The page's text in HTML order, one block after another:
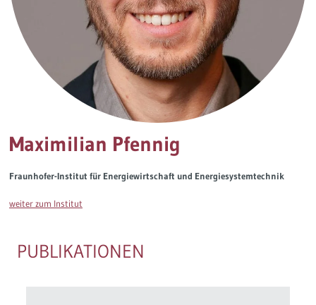
Maximilian Pfennig
Fraunhofer-Institut für Energiewirtschaft und Energiesystemtechnik
weiter zum Institut
PUBLIKATIONEN
Governance
Europa & Green Deal
Themen Übersicht
Soziales Nachhaltigkeitsbarometer